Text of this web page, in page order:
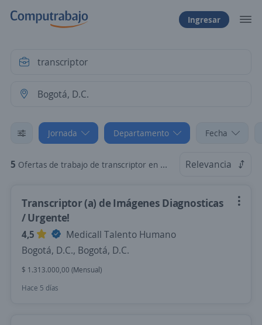
Ingresar
Jornada Departamento Fecha
5 Ofertas de trabajo de transcriptor en Bogotá, D.C., Bogotá, D.C.: Tiempo Parcial Relevancia
Transcriptor (a) de Imágenes Diagnosticas
/ Urgente!
4,5
Medicall Talento Humano
Bogotá, D.C., Bogotá, D.C.
$ 1.313.000,00 (Mensual)
Hace 5 días